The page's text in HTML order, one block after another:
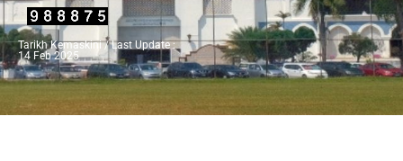
Tarikh Kemaskini / Last Update :
14 Feb 2025